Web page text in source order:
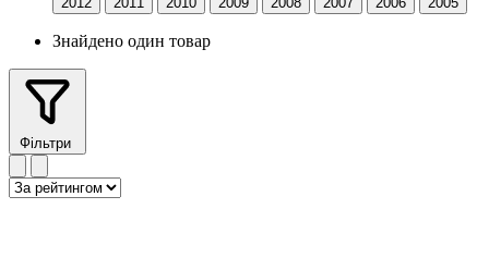
Знайдено один товар
Фільтри